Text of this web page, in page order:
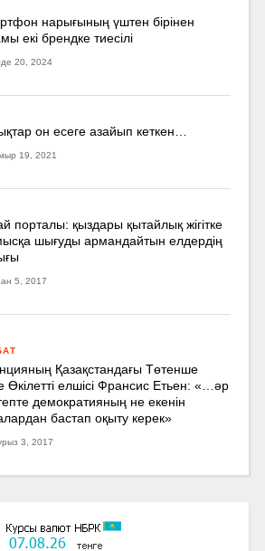
нарығының үштен бірінен
екі брендке тиесілі
20, 2024
он есеге азайып кеткен…
19, 2021
порталы: қыздары қытайлық жігітке
шығуды армандайтын елдердің
5, 2017
Қазақстандағы Төтенше
Өкілетті елшісі Франсис Етьен: «…әр
демократияның не екенін
бастап оқыту керек»
3, 2017